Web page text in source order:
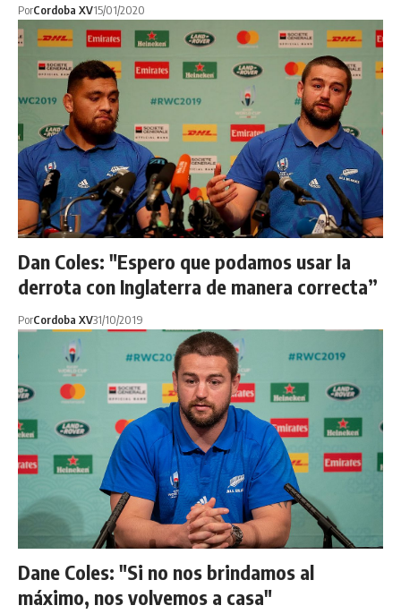
PorCordoba XV15/01/2020
Dan Coles: "Espero que podamos usar la
derrota con Inglaterra de manera correcta”
PorCordoba XV31/10/2019
Dane Coles: "Si no nos brindamos al
máximo, nos volvemos a casa"